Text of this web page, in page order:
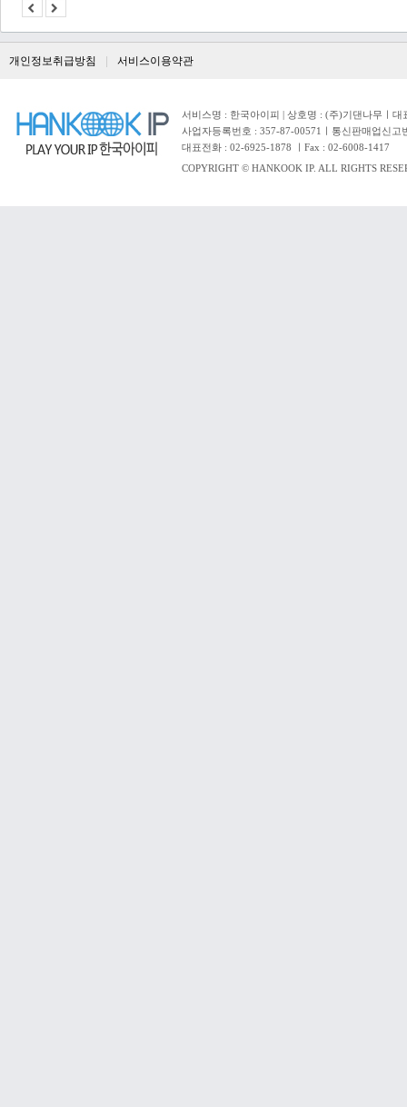
개인정보취급방침 서비스이용약관
서비스명 : 한국아이피 | 상호명 : (주)기댄나무ㅣ
사업자등록번호 : 357-87-00571ㅣ통신판매업신고
대표전화 : 02-6925-1878 ㅣFax : 02-6008-1417
COPYRIGHT © HANKOOK IP. ALL RIGHTS